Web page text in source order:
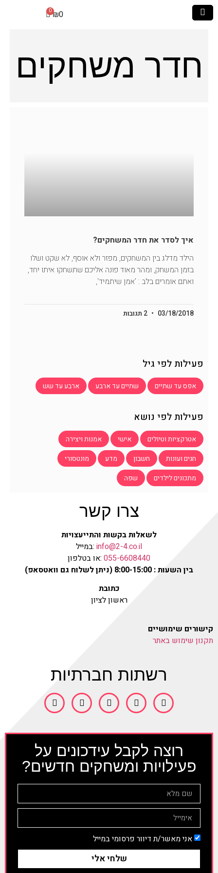
₪0
חדר משחקים
איך לסדר את חדר המשחקים?
הילד מדלג בין המשחקים, מפזר ולא אוסף, לא שקט ושלו
בזמן המשחק, ומהר מאוד פונה אליכם שתשחקו איתו יחד,
ואתם אומרים בלב : 'אמן שיתמיד',
03/18/2018
פעילות לפי גיל
אפס עד שתיים שתיים עד ארבע ארבע עד שש
פעילות לפי נושא
אטרקציות וטיולים אישי
אמנות ויצירה
חגים ועונות
חשבון מדע
מונטסורי
מתכונים לילדים
שפה
רוצה לקבל עידכונים על
פעילויות ומשחקים חדשים?
אני מאשר/ת דיוור פרסומי במייל
שלחי אלי
רשתות חברתיות
צרו קשר
לשאלות בקשות והתייעצויות
info@2-4.co.il :במייל
055-6608440 :או בטלפון
בין השעות : 8:00-15:00 (ניתן לשלוח גם וואטסאפ)
כתובת
ראשון לציון
קישורים שימושיים
תקנון שימוש באתר